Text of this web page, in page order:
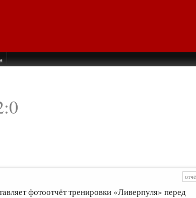
фотоотчёт тренировки «Ливерпуля» перед